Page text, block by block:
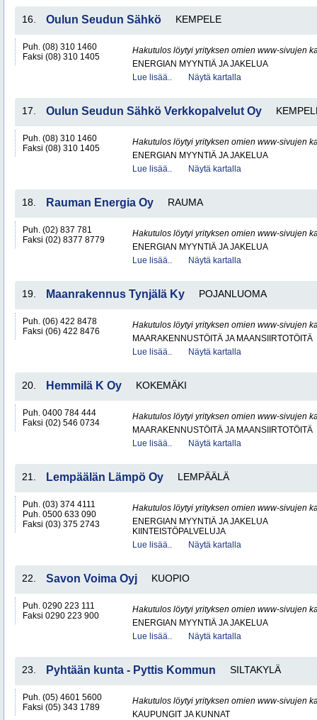
16. Oulun Seudun Sähkö KEMPELE
Puh. (08) 310 1460
Faksi (08) 310 1405
Hakutulos löytyi yrityksen omien www-sivujen
ENERGIAN MYYNTIÄ JA JAKELUA
Lue lisää..
Näytä kartalla
17. Oulun Seudun Sähkö Verkkopalvelut Oy
Puh. (08) 310 1460
Faksi (08) 310 1405
Hakutulos löytyi yrityksen omien www-sivujen
ENERGIAN MYYNTIÄ JA JAKELUA
Lue lisää..
Näytä kartalla
18. Rauman Energia Oy RAUMA
Puh. (02) 837 781
Faksi (02) 8377 8779
Hakutulos löytyi yrityksen omien www-sivujen
ENERGIAN MYYNTIÄ JA JAKELUA
Lue lisää..
Näytä kartalla
19. Maanrakennus Tynjälä Ky POJANLUOMA
Puh. (06) 422 8478
Faksi (06) 422 8476
Hakutulos löytyi yrityksen omien www-sivujen
MAARAKENNUSTÖITÄ JA MAANSIIRTOTÖITÄ
Lue lisää..
Näytä kartalla
20. Hemmilä K Oy KOKEMÄKI
Puh. 0400 784 444
Faksi (02) 546 0734
Hakutulos löytyi yrityksen omien www-sivujen
MAARAKENNUSTÖITÄ JA MAANSIIRTOTÖITÄ
Lue lisää..
Näytä kartalla
21. Lempäälän Lämpö Oy LEMPÄÄLÄ
Puh. (03) 374 4111
Puh. 0500 633 090
Faksi (03) 375 2743
Hakutulos löytyi yrityksen omien www-sivujen
ENERGIAN MYYNTIÄ JA JAKELUA
KIINTEISTÖPALVELUJA
Lue lisää..
Näytä kartalla
22. Savon Voima Oyj KUOPIO
Puh. 0290 223 111
Faksi 0290 223 900
Hakutulos löytyi yrityksen omien www-sivujen
ENERGIAN MYYNTIÄ JA JAKELUA
Lue lisää..
Näytä kartalla
23. Pyhtään kunta - Pyttis Kommun SILTAKYLÄ
Puh. (05) 4601 5600
Faksi (05) 343 1789
Hakutulos löytyi yrityksen omien www-sivujen
KAUPUNGIT JA KUNNAT